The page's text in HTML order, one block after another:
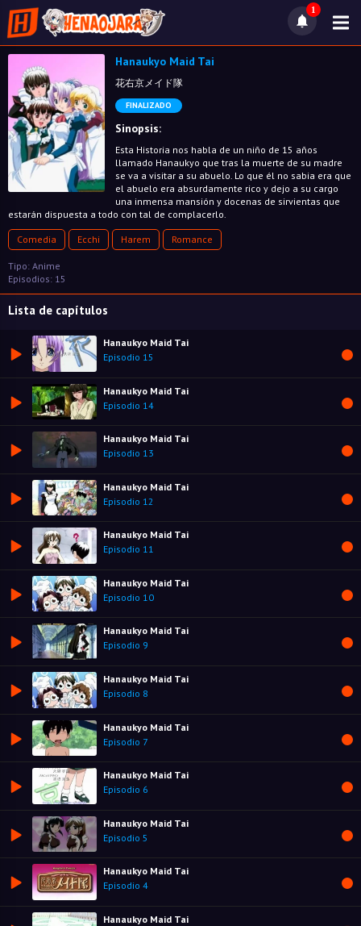
1
Hanaukyo Maid Tai
花右京メイド隊
FINALIZADO
Sinopsis:
Esta Historia nos habla de un niño de 15 años
llamado Hanaukyo que tras la muerte de su madre
se va a visitar a su abuelo. Lo que él no sabia era que
el abuelo era absurdamente rico y dejo a su cargo
una inmensa mansión y docenas de sirvientas que
estarán dispuesta a todo con tal de complacerlo.
Comedia Ecchi Harem Romance
Tipo: Anime
Episodios: 15
Lista de capítulos
Hanaukyo Maid Tai
Episodio 15
Hanaukyo Maid Tai
Episodio 14
Hanaukyo Maid Tai
Episodio 13
Hanaukyo Maid Tai
Episodio 12
Hanaukyo Maid Tai
Episodio 11
Hanaukyo Maid Tai
Episodio 10
Hanaukyo Maid Tai
Episodio 9
Hanaukyo Maid Tai
Episodio 8
Hanaukyo Maid Tai
Episodio 7
Hanaukyo Maid Tai
Episodio 6
Hanaukyo Maid Tai
Episodio 5
Hanaukyo Maid Tai
Episodio 4
Hanaukyo Maid Tai